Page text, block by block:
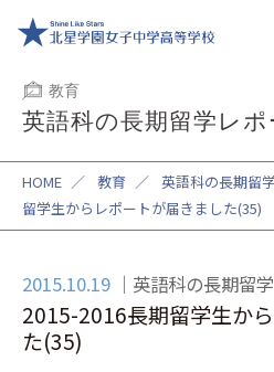
教育
英語科の長期留学レポ
HOME ／ 教育 ／ 英語科の長期留
留学生からレポートが届きました(35)
2015.10.19 英語科の長期留
2015-2016長期留学生か
た(35)